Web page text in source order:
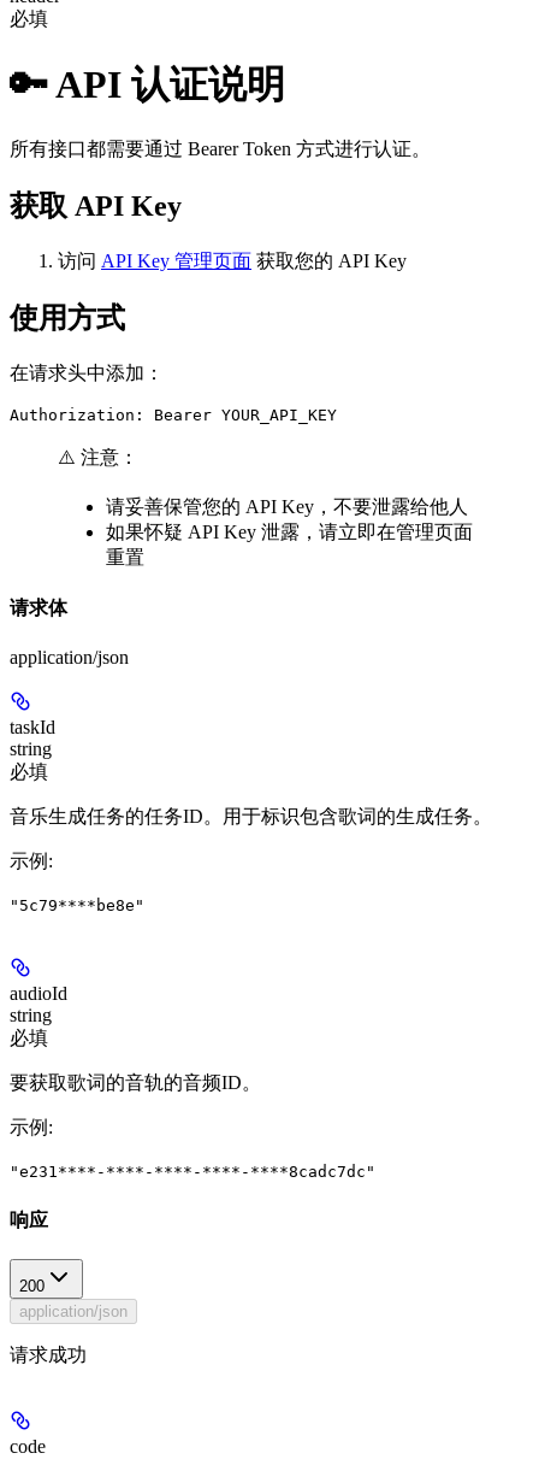
必填
🔑 API 认证说明
所有接口都需要通过 Bearer Token 方式进行认证。
获取 API Key
访问 API Key 管理页面 获取您的 API Key
使用方式
在请求头中添加：
Authorization: Bearer YOUR_API_KEY
⚠️ 注意：
请妥善保管您的 API Key，不要泄露给他人
如果怀疑 API Key 泄露，请立即在管理页面
重置
请求体
application/json
taskId
string
必填
音乐生成任务的任务ID。用于标识包含歌词的生成任务。
示例 :
"5c79****be8e"
audioId
string
必填
要获取歌词的音轨的音频ID。
示例 :
"e231****-****-****-****-****8cadc7dc"
响应
200
application/json
请求成功
code